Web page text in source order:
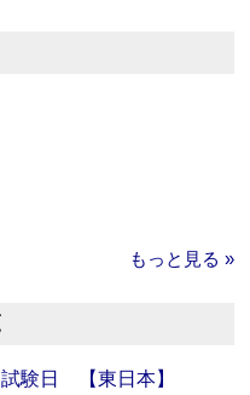
もっと見る »
験日 【東日本】